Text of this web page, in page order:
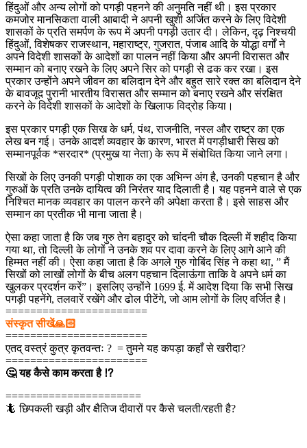
हिंदुओं और अन्य लोगों को पगड़ी पहनने की अनुमति नहीं थी। इस प्रकार
कमजोर मानसिकता वाली आबादी ने अपनी खुशी अर्जित करने के लिए विदेशी
शासकों के प्रति समर्पण के रूप में अपनी पगड़ी उतार दी। लेकिन, दृढ़ निश्चयी
हिंदुओं, विशेषकर राजस्थान, महाराष्ट्र, गुजरात, पंजाब आदि के योद्धा वर्गों ने
अपने विदेशी शासकों के आदेशों का पालन नहीं किया और अपनी विरासत और
सम्मान को बनाए रखने के लिए अपने सिर को पगड़ी से ढक कर रखा। इस
प्रकार उन्होंने अपने जीवन का बलिदान देने और बहुत सारे रक्त का बलिदान देने
के बावजूद पुरानी भारतीय विरासत और सम्मान को बनाए रखने और संरक्षित
करने के विदेशी शासकों के आदेशों के खिलाफ विद्रोह किया।
इस प्रकार पगड़ी एक सिख के धर्म, पंथ, राजनीति, नस्ल और राष्ट्र का एक
लेख बन गई। उनके आदर्श व्यवहार के कारण, भारत में पगड़ीधारी सिख को
सम्मानपूर्वक *सरदार* (प्रमुख या नेता) के रूप में संबोधित किया जाने लगा।
सिखों के लिए उनकी पगड़ी पोशाक का एक अभिन्न अंग है, उनकी पहचान है और
गुरुओं के प्रति उनके दायित्व की निरंतर याद दिलाती है। यह पहनने वाले से एक
निश्चित मानक व्यवहार का पालन करने की अपेक्षा करता है। इसे साहस और
सम्मान का प्रतीक भी माना जाता है।
ऐसा कहा जाता है कि जब गुरु तेग बहादुर को चांदनी चौक दिल्ली में शहीद किया
गया था, तो दिल्ली के लोगों ने उनके शव पर दावा करने के लिए आगे आने की
हिम्मत नहीं की। ऐसा कहा जाता है कि अगले गुरु गोबिंद सिंह ने कहा था, ” मैं
सिखों को लाखों लोगों के बीच अलग पहचान दिलाऊंगा ताकि वे अपने धर्म का
खुलकर प्रदर्शन करें”। इसलिए उन्होंने 1699 ई. में आदेश दिया कि सभी सिख
पगड़ी पहनेंगे, तलवारें रखेंगे और ढोल पीटेंगे, जो आम लोगों के लिए वर्जित है।
=======================
संस्कृत सीखें🙏🏻
=======================
एतद् वस्त्रं कुत्र कृतवन्तः ? = तुमने यह कपड़ा कहाँ से खरीदा?
=======================
🤔 यह कैसे काम करता है ⁉
======================
🦎 छिपकली खड़ी और क्षैतिज दीवारों पर कैसे चलती/रहती है?